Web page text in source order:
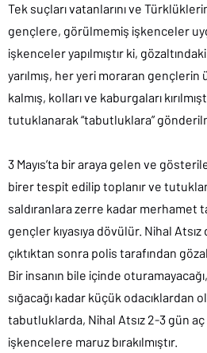
Tek suçları vatanlarını ve
gençlere, görülmemiş işkenceler
işkenceler yapılmıştır ki,
yarılmış, her yeri moraran gençlerin
kalmış, kolları ve kaburgaları
tutuklanarak “tabutluklara”
3 Mayıs’ta bir araya gelen ve
birer tespit edilip toplanır ve
saldıranlara zerre kadar merhamet
gençler kıyasıya dövülür. Nihal
çıktıktan sonra polis tarafından
Bir insanın bile içinde
sığacağı kadar küçük odacıklardan
tabutluklarda, Nihal Atsız 2-3 gün aç
işkencelere maruz bırakılmıştır.